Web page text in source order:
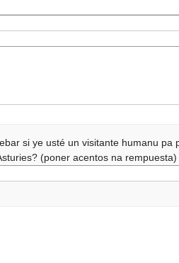
si ye usté un visitante humanu pa
(poner acentos na